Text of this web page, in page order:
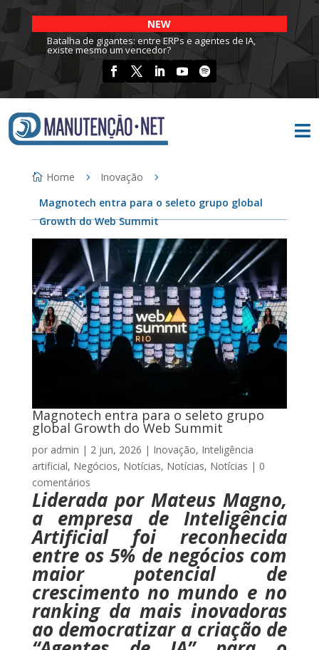
NEW
Batalha de gigantes: entre ERPs e agentes de IA,
existe mesmo um vencedor?

Home
Inovação
Magnotech entra para o seleto grupo global
Growth do Web Summit
Magnotech entra para o seleto grupo
global Growth do Web Summit
por admin | 2 jun, 2026 | Inovação, Inteligência
artificial, Negócios, Notícias, Notícias, Notícias | 0
comentários
Liderada por Mateus Magno,
a empresa de Inteligência
Artificial foi reconhecida
entre os 5% de negócios com
maior potencial de
crescimento no mundo e no
ranking da mais inovadoras
ao democratizar a criação de